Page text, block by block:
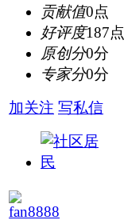
贡献值0点
好评度187点
原创分0分
专家分0分
加关注 写私信